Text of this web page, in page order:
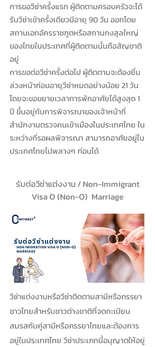
การขอวีซ่าครั้งแรก ผู้ติดตามครอบครัวจะได้
รับวีซ่าเข้าครั้งเดียวมีอายุ 90 วัน ออกโดย
สถานเอกอัครราชฑูตหรือสถานกงสุลใหญ่
ของไทยในประเทศที่ผู้ติดตามนั้นถือสัญชาติ
อยู่
การขอต่อวีซ่าครั้งต่อไป ผู้ติดตามจะต้องยื่น
ล่วงหน้าก่อนอายุวีซ่าหมดอย่างน้อย 21 วัน
โดยจะขอขยายเวลาการพักอาศัยได้สูงสุด 1
ปี ขึ้นอยู่กับการพิจารณาของเจ้าหน้าที่
สำนักงานตรวจคนเข้าเมืองในประเทศไทย ใน
ระหว่างที่รอผลพิจารณา สามารถอาศัยอยู่ใน
ประเทศไทยไปพลางๆ ก่อนได้
รับต่อวีซ่าแต่งงาน / Non-Immigrant
Visa O (Non-O) Marriage
วีซ่าแต่งงานหรือวีซ่าติดตามสามีหรือภรรยา
ชาวไทยสำหรับชาวต่างชาติที่จดทะเบียน
สมรสกับคู่สามีหรือภรรยาไทยและต้องการ
อยู่ในประเทศไทย วีซ่าประเภทนี้อนุญาตให้อยู่